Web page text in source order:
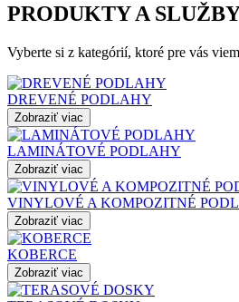
PRODUKTY A
Vyberte si z kategórií, ktoré pre vás
DREVENÉ PODLAHY
Zobraziť viac
LAMINÁTOVÉ PODLAHY
Zobraziť viac
VINYLOVÉ A KOMPOZITNÉ
Zobraziť viac
KOBERCE
Zobraziť viac